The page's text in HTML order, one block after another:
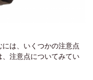
は、いくつかの注意点
注意点についてみてい